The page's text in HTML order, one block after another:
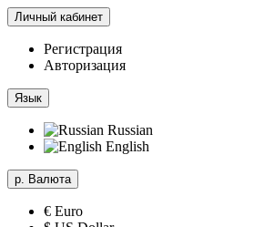
Личный кабинет
Регистрация
Авторизация
Язык
Russian
English
р. Валюта
€ Euro